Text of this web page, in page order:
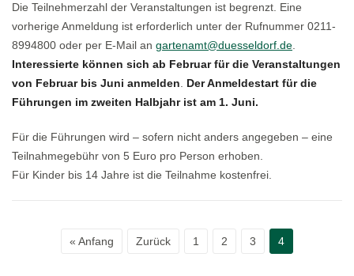
Die Teilnehmerzahl der Veranstaltungen ist begrenzt. Eine
vorherige Anmeldung ist erforderlich unter der Rufnummer 0211-
8994800 oder per E-Mail an gartenamt@duesseldorf.de.
Interessierte können sich ab Februar für die Veranstaltungen
von Februar bis Juni anmelden. Der Anmeldestart für die
Führungen im zweiten Halbjahr ist am 1. Juni.
Für die Führungen wird – sofern nicht anders angegeben – eine
Teilnahmegebühr von 5 Euro pro Person erhoben.
Für Kinder bis 14 Jahre ist die Teilnahme kostenfrei.
« Anfang Zurück 1 2 3 4